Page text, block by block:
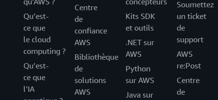
Qu’est-
ce que
le cloud
computing ?
Qu’est-
ce que
l’IA
Centre
de
confiance
AWS
Bibliothèque
de
solutions
AWS
Kits SDK
et outils
.NET sur
AWS
Python
sur AWS
Java sur
Soumettez
un ticket
de
support
AWS
re:Post
Centre
de